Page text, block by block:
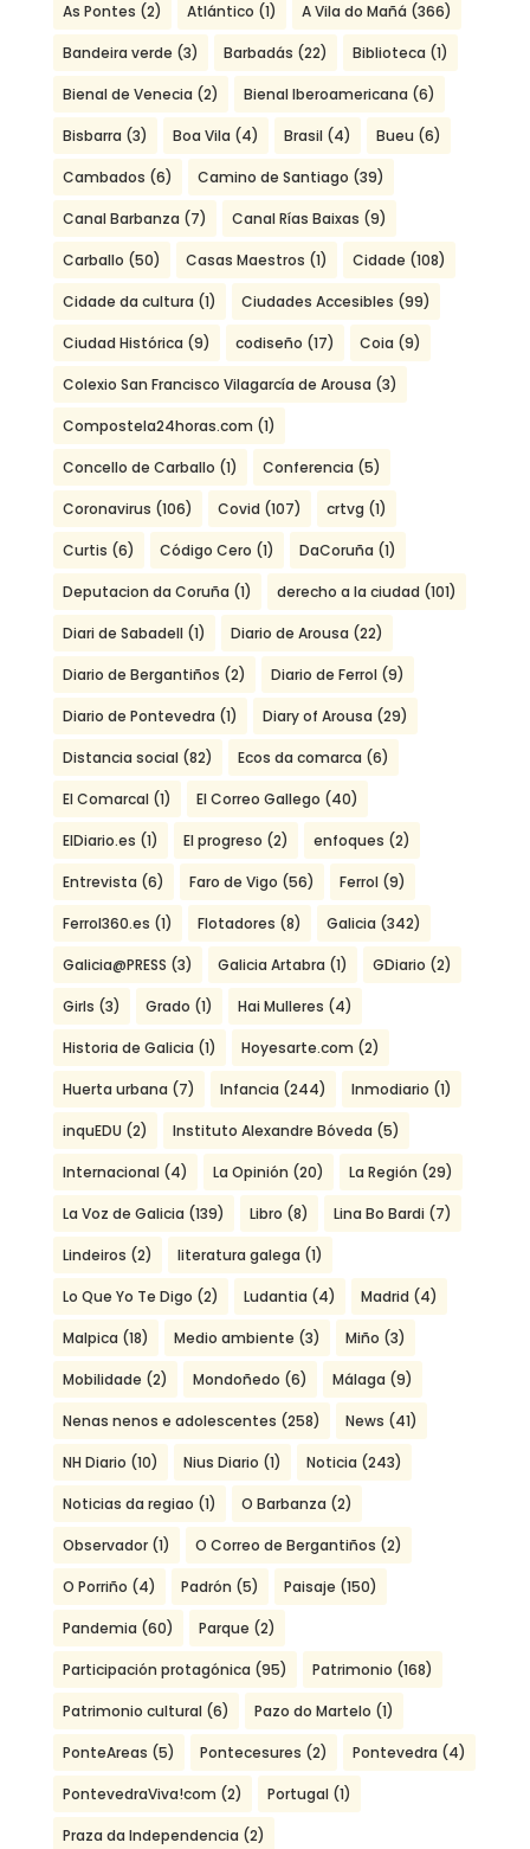
As Pontes (2) Atlántico (1) A Vila do Mañá (366)
Bandeira verde (3) Barbadás (22) Biblioteca (1)
Bienal de Venecia (2) Bienal Iberoamericana (6)
Bisbarra (3) Boa Vila (4) Brasil (4) Bueu (6)
Cambados (6) Camino de Santiago (39)
Canal Barbanza (7) Canal Rías Baixas (9)
Carballo (50) Casas Maestros (1) Cidade (108)
Cidade da cultura (1) Ciudades Accesibles (99)
Ciudad Histórica (9) codiseño (17) Coia (9)
Colexio San Francisco Vilagarcía de Arousa (3)
Compostela24horas.com (1)
Concello de Carballo (1) Conferencia (5)
Coronavirus (106) Covid (107) crtvg (1)
Curtis (6) Código Cero (1) DaCoruña (1)
Deputacion da Coruña (1) derecho a la ciudad (101)
Diari de Sabadell (1) Diario de Arousa (22)
Diario de Bergantiños (2) Diario de Ferrol (9)
Diario de Pontevedra (1) Diary of Arousa (29)
Distancia social (82) Ecos da comarca (6)
El Comarcal (1) El Correo Gallego (40)
ElDiario.es (1) El progreso (2) enfoques (2)
Entrevista (6) Faro de Vigo (56) Ferrol (9)
Ferrol360.es (1) Flotadores (8) Galicia (342)
Galicia@PRESS (3) Galicia Artabra (1) GDiario (2)
Girls (3) Grado (1) Hai Mulleres (4)
Historia de Galicia (1) Hoyesarte.com (2)
Huerta urbana (7) Infancia (244) Inmodiario (1)
inquEDU (2) Instituto Alexandre Bóveda (5)
Internacional (4) La Opinión (20) La Región (29)
La Voz de Galicia (139) Libro (8) Lina Bo Bardi (7)
Lindeiros (2) literatura galega (1)
Lo Que Yo Te Digo (2) Ludantia (4) Madrid (4)
Malpica (18) Medio ambiente (3) Miño (3)
Mobilidade (2) Mondoñedo (6) Málaga (9)
Nenas nenos e adolescentes (258) News (41)
NH Diario (10) Nius Diario (1) Noticia (243)
Noticias da regiao (1) O Barbanza (2)
Observador(1) O Correo de Bergantiños (2)
O Porriño (4) Padrón (5) Paisaje (150)
Pandemia (60) Parque (2)
Participación protagónica (95) Patrimonio (168)
Patrimonio cultural (6) Pazo do Martelo (1)
PonteAreas (5) Pontecesures (2) Pontevedra (4)
PontevedraViva!com (2) Portugal (1)
Praza da Independencia (2)